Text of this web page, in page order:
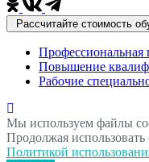
Рассчитайте стоимость
Профессиональная
Повышение
Рабочие
Мы используем файлы
Продолжая использовать
Политикой